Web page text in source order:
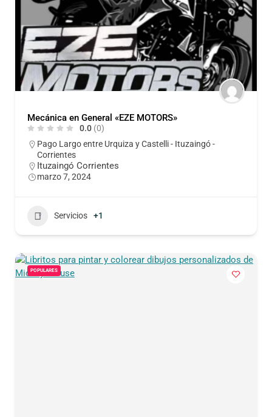
Mecánica en General «EZE MOTORS»
0.0 (0)
Pago Largo entre Urquiza y Castelli - Ituzaingó -
Corrientes
Ituzaingó Corrientes
marzo 7, 2024
Servicios +1
POPULARES